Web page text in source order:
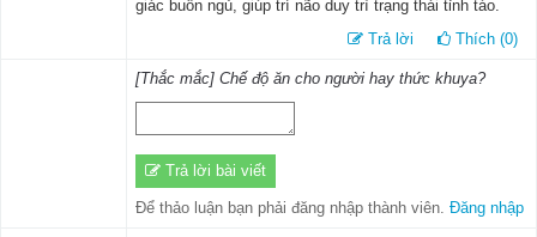
giác buồn ngủ, giúp trí não duy trì trạng thái tỉnh táo.
Trả lời
Thích (0)
[Thắc mắc] Chế độ ăn cho người hay thức khuya?
Trả lời bài viết
Để thảo luận bạn phải đăng nhập thành viên. Đăng nhập